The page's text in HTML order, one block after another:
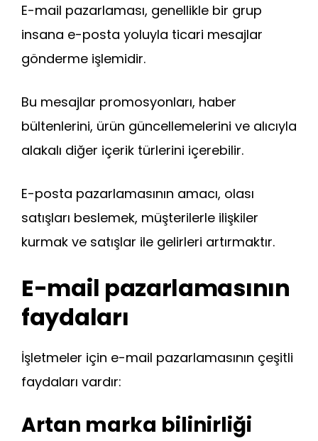
E-mail pazarlaması, genellikle bir grup
insana e-posta yoluyla ticari mesajlar
gönderme işlemidir.
Bu mesajlar promosyonları, haber
bültenlerini, ürün güncellemelerini ve alıcıyla
alakalı diğer içerik türlerini içerebilir.
E-posta pazarlamasının amacı, olası
satışları beslemek, müşterilerle ilişkiler
kurmak ve satışlar ile gelirleri artırmaktır.
E-mail pazarlamasının
faydaları
İşletmeler için e-mail pazarlamasının çeşitli
faydaları vardır:
Artan marka bilinirliği